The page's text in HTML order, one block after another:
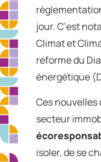
jour. C’est
Climat et
réforme du
énergétique
Ces
secteur
isoler, de se